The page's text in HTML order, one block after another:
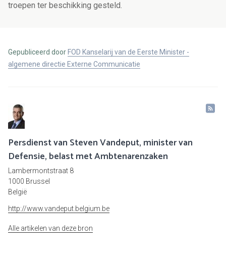
troepen ter beschikking gesteld.
Gepubliceerd door FOD Kanselarij van de Eerste Minister -
algemene directie Externe Communicatie
Persdienst van Steven Vandeput, minister van
Defensie, belast met Ambtenarenzaken
Lambermontstraat 8
1000 Brussel
België
http://www.vandeput.belgium.be
Alle artikelen van deze bron